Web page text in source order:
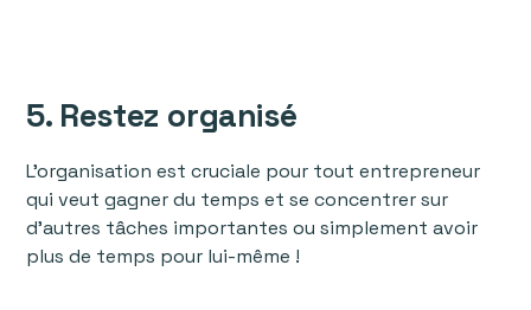
5. Restez organisé
L'organisation est cruciale pour tout entrepreneur
qui veut gagner du temps et se concentrer sur
d'autres tâches importantes ou simplement avoir
plus de temps pour lui-même !